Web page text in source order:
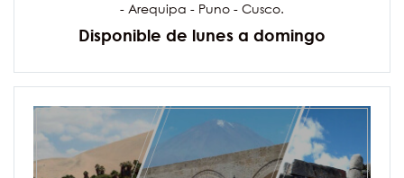
- Arequipa - Puno - Cusco.
Disponible de lunes a domingo